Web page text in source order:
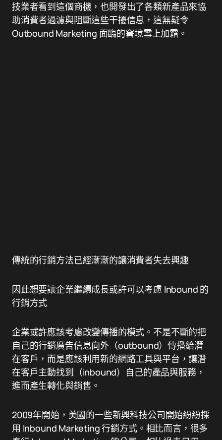
技業者看到這個商機，也開發出了各類新產品來協
助消費者過濾與阻斷這些干擾信息，這無疑令
Outbound Marketing 面臨的窘境雪上加霜。
傳統的行銷方法已經漸漸的讓消費者失去興趣
因此想要讓企業繼續成長或許可以考慮 Inbound 的
行銷方式
企業或許應該考慮改變傳播的模式。不是不斷的把
自己的行銷廣告信息向外（outbound）傳播給潛
在客戶，而是應該利用新的網路工具與平台，讓潛
在客戶主動找到（inbound）自己的產品與服務，
進而產生轉化與銷售。
2009年開始，美國的一些新興科技公司開始紛紛採
用 Inbound Marketing 行銷方式。相比而言，很多